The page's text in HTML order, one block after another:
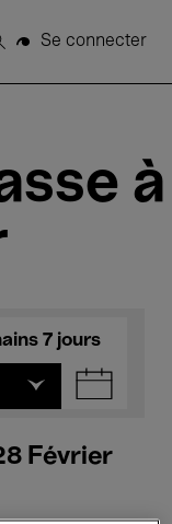
Se connecter
à
7 jours
Février